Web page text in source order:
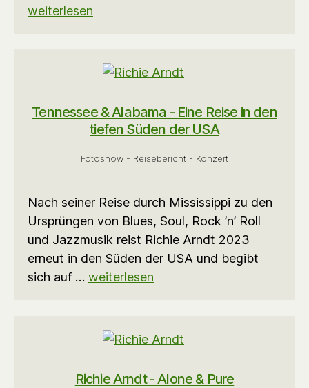
weiterlesen
Tennessee & Alabama - Eine Reise in den
tiefen Süden der USA
Fotoshow - Reisebericht - Konzert
Nach seiner Reise durch Mississippi zu den
Ursprüngen von Blues, Soul, Rock ’n’ Roll
und Jazzmusik reist Richie Arndt 2023
erneut in den Süden der USA und begibt
sich auf … weiterlesen
Richie Arndt - Alone & Pure